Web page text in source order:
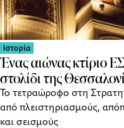
Ιστορία
Ένας αιώνας κτίριο
στολίδι της
Το τετραώροφο στη
από πλειστηριασμούς,
και σεισμούς